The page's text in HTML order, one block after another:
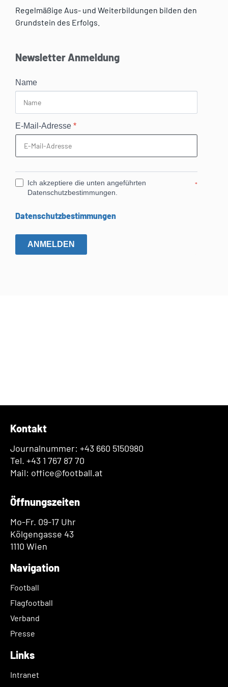
Regelmäßige Aus- und Weiterbildungen bilden den
Grundstein des Erfolgs.
Newsletter Anmeldung
Name
E-Mail-Adresse *
Ich akzeptiere die unten angeführten
Datenschutzbestimmungen.
*
Datenschutzbestimmungen
ANMELDEN
Kontakt
Journalnummer: +43 660 5150980
Tel. +43 1 767 87 70
Mail: office@football.at
Öffnungszeiten
Mo-Fr. 09-17 Uhr
Kölgengasse 43
1110 Wien
Navigation
Football
Flagfootball
Verband
Presse
Links
Intranet